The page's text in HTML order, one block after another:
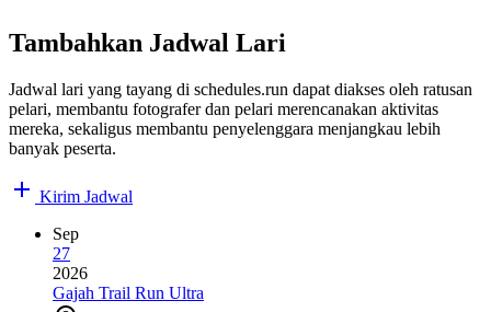
Tambahkan Jadwal Lari
Jadwal lari yang tayang di schedules.run dapat diakses oleh ratusan
pelari, membantu fotografer dan pelari merencanakan aktivitas
mereka, sekaligus membantu penyelenggara menjangkau lebih
banyak peserta.
Kirim Jadwal
Sep
27
2026
Gajah Trail Run Ultra